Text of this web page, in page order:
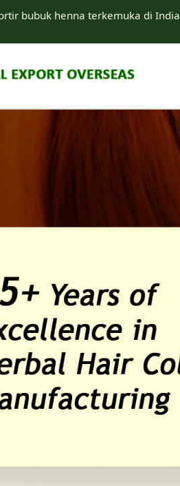
bubuk henna terkemuka di India